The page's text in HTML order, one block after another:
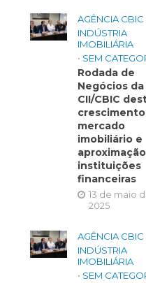
AGÊNCIA CBIC
INDÚSTRIA
IMOBILIÁRIA
• SEM
Rodada de
Negócios da
CII/CBIC
mercado
imobiliário e
instituições
financeiras
13 de maio
2025
AGÊNCIA CBIC
INDÚSTRIA
IMOBILIÁRIA
• SEM